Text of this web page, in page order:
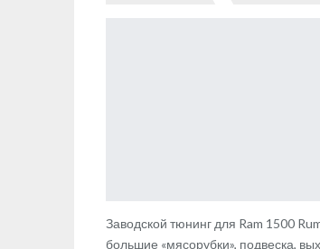
Заводской тюнинг для Ram 1500
большие «мясорубки», подвеска,